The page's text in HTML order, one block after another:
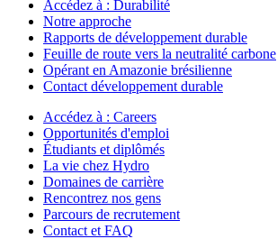
Accédez à : Durabilité
Notre approche
Rapports de développement durable
Feuille de route vers la neutralité carbone
Opérant en Amazonie brésilienne
Contact développement durable
Accédez à : Careers
Opportunités d'emploi
Étudiants et diplômés
La vie chez Hydro
Domaines de carrière
Rencontrez nos gens
Parcours de recrutement
Contact et FAQ